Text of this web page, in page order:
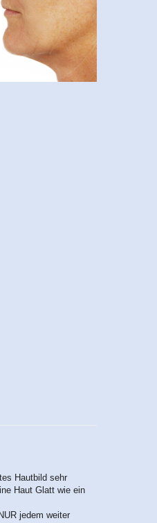
Hautbild sehr
Haut Glatt wie ein
jedem weiter